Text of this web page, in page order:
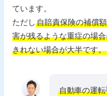
ています。
ただし自賠責保険の補償
害が残るような重症の場
きれない場合が大半です。
自動車の運